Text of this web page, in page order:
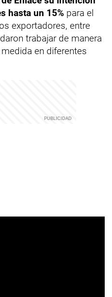
hasta un 15% para el
exportadores, entre
trabajar de manera
en diferentes